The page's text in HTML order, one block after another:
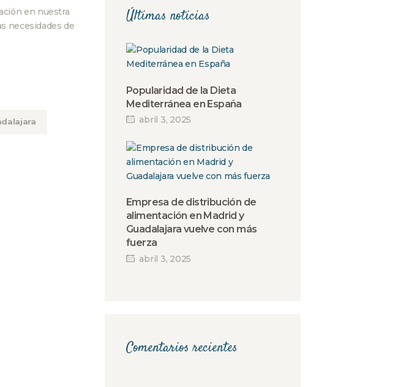
en nuestra
necesidades de
Últimas noticias
Popularidad de la Dieta
Mediterránea en España
abril 3, 2025
Empresa de distribución de
alimentación en Madrid y
Guadalajara vuelve con más
fuerza
abril 3, 2025
Comentarios recientes